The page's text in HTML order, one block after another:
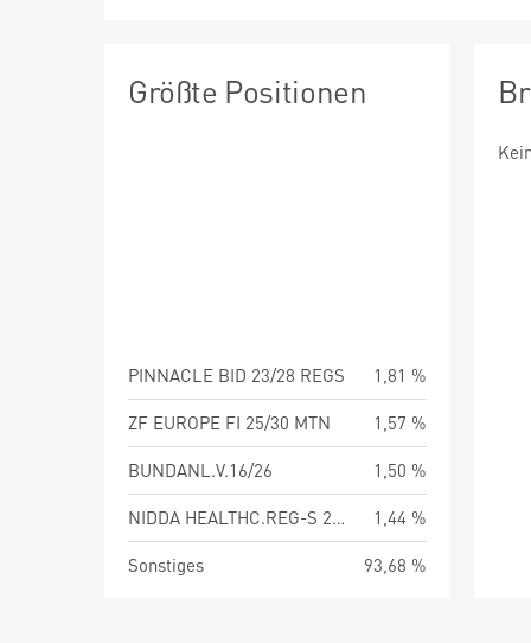
Größte Positionen
PINNACLE BID 23/28 REGS
1,81 %
ZF EUROPE FI 25/30 MTN
1,57 %
BUNDANL.V.16/26
1,50 %
NIDDA HEALTHC.REG-S 24/30
1,44 %
Sonstiges
93,68 %